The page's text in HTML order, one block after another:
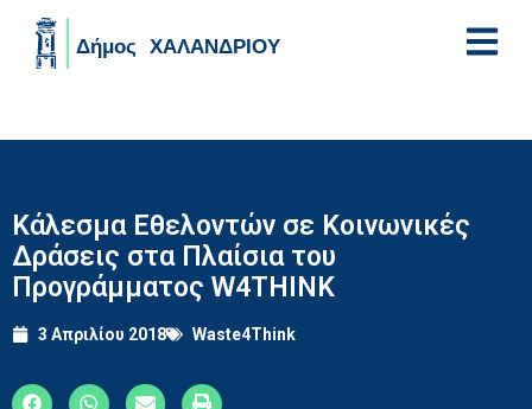
Κάλεσμα Εθελοντών σε Κοινωνικές
Δράσεις στα Πλαίσια του
Προγράμματος W4THINK
3 Απριλίου 2018 Waste4Think